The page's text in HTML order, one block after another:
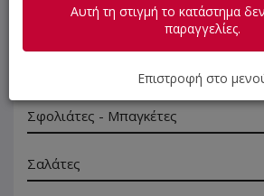
Ορεκτικά
Σφολιάτες - Μπαγκέτες
Σαλάτες
Αυτή τη στιγμή το κατάστημα
παραγγελίες.
Επιστροφή στο